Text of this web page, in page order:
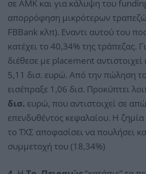
σε ΑΜΚ και για κάλυψη του
απορρόφηση μικρότερων
FBBank κλπ). Εναντι αυτού του
κατέχει το 40,34% της τράπεζας.
διέθεσε με placement
5,11 δισ. ευρώ. Από την πώληση
εισέπραξε 1,06 δισ. Προκύπτει
δισ. ευρώ, που αντιστοιχεί σε
επενδυθέντος κεφαλαίου. Η
το ΤΧΣ αποφασίσει να πουλήσει
συμμετοχή του (18,34%)